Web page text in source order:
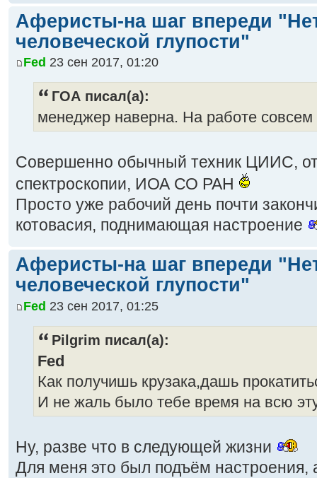
Аферисты-на шаг впереди
человеческой глупости"
Fed 23 сен 2017, 01:20
ГОА писал(а):
менеджер наверна. На работе совсем
Совершенно обычный техник ЦИИС,
спектроскопии, ИОА СО РАН
Просто уже рабочий день почти
котовасия, поднимающая настроение
Аферисты-на шаг впереди
человеческой глупости"
Fed 23 сен 2017, 01:25
Pilgrim писал(а):
Fed
Как получишь крузака,дашь
И не жаль было тебе время на всю
Ну, разве что в следующей жизни
Для меня это был подъём настроения,